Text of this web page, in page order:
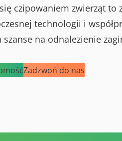
czipowaniem zwierząt
technologii i
na odnalezienie
Zadzwoń do nas